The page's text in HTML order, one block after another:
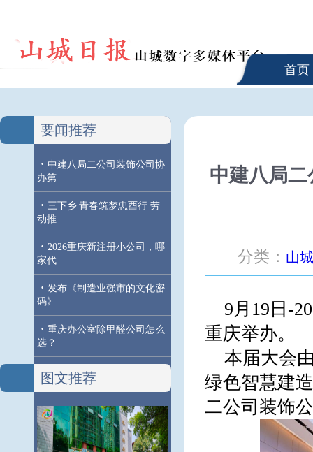
首页
要闻推荐
· 中建八局二公司装饰公司协
办第
· 三下乡|青春筑梦忠酉行 劳
动推
· 2026重庆新注册小公司，哪
家代
· 发布《制造业强市的文化密
码》
· 重庆办公室除甲醛公司怎么
选？
图文推荐
中建八局
分类： 山
9月19日-
重庆举办。
本届大会
绿色智慧建
二公司装饰